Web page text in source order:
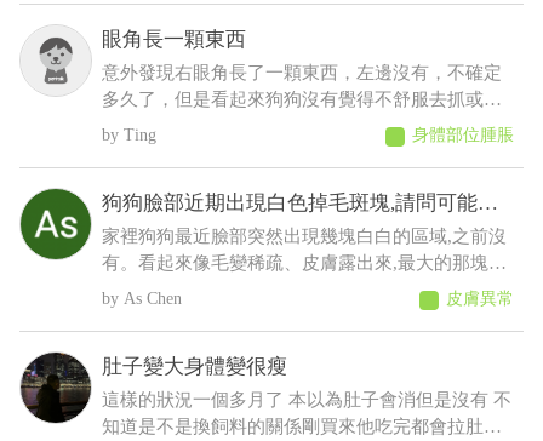
眼角長一顆東西
意外發現右眼角長了一顆東西，左邊沒有，不確定
多久了，但是看起來狗狗沒有覺得不舒服去抓或流
眼淚等等之類的，想請問這是什麼？會不會影響眼
Ting 身體部位腫脹
狗狗臉部近期出現白色掉毛斑塊,請問可能是
什麼原因
家裡狗狗最近臉部突然出現幾塊白白的區域,之前沒
有。看起來像毛變稀疏、皮膚露出來,最大的那塊有
點像有皮屑,但沒有看到流血、 化膿或明顯紅腫。
狗狗目前看起來精神、食慾都正常,也沒有一直抓臉
他皮膚問題?
As Chen 皮膚異常
肚子變大身體變很瘦
這樣的狀況一個多月了 本以為肚子會消但是沒有 不
知道是不是換飼料的關係剛買來他吃完都會拉肚子